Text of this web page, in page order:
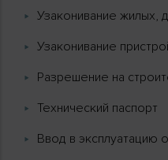
Узаконивание жилых,
Узаконивание
Разрешение на
Технический паспорт
Ввод в эксплуатацию